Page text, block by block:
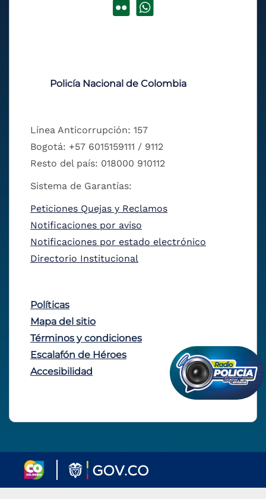
Policía Nacional de Colombia
Línea Anticorrupción: 157
Bogotá: +57 6015159111 / 9112
Resto del país: 018000 910112
Sistema de Garantías:
Peticiones Quejas y Reclamos
Notificaciones por aviso
Notificaciones por estado electrónico
Directorio Institucional
Políticas
Mapa del sitio
Términos y condiciones
Escalafón de Héroes
Accesibilidad